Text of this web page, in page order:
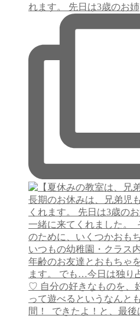
れます。 先日は3歳のお姉